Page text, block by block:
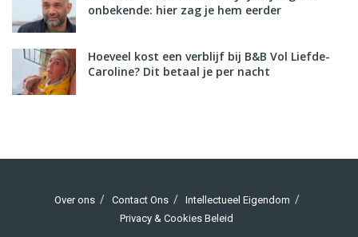
onbekende: hier zag je hem eerder
Hoeveel kost een verblijf bij B&B Vol Liefde-
Caroline? Dit betaal je per nacht
Over ons Contact Ons
Intellectueel Eigendom
Privacy & Cookies Beleid